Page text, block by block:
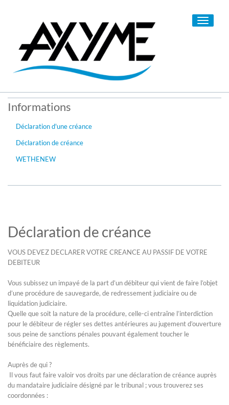
Toggle
Informations
Déclaration d'une créance
Déclaration de créance
WETHENEW
Déclaration de créance
VOUS DEVEZ DECLARER VOTRE CREANCE AU PASSIF DE VOTRE
DEBITEUR
Vous subissez un impayé de la part d’un débiteur qui vient de faire l’objet
d’une procédure de sauvegarde, de redressement judiciaire ou de
liquidation judiciaire.
Quelle que soit la nature de la procédure, celle-ci entraîne l’interdiction
pour le débiteur de régler ses dettes antérieures au jugement d’ouverture
sous peine de sanctions pénales pouvant également toucher le
bénéficiaire des règlements.
Auprès de qui ?
Il vous faut faire valoir vos droits par une déclaration de créance auprès
du mandataire judiciaire désigné par le tribunal ; vous trouverez ses
coordonnées :